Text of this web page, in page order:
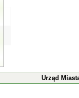
Urząd